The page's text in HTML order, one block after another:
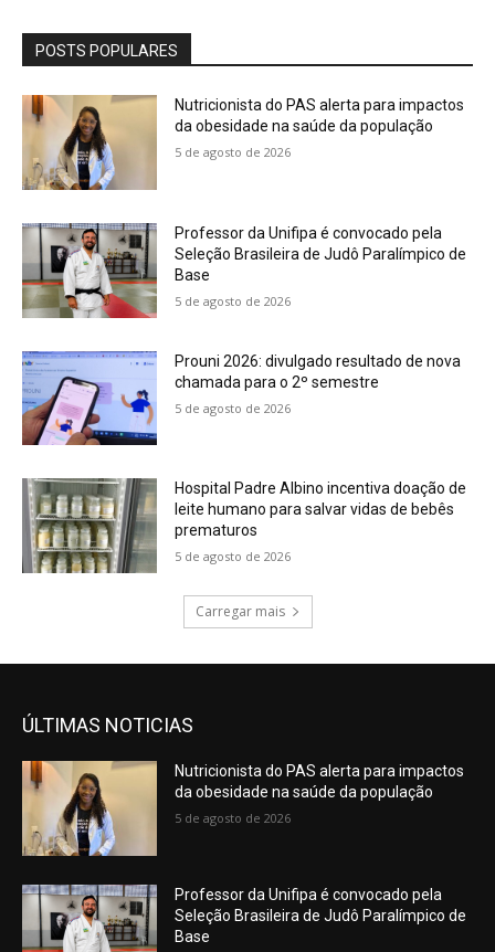
POSTS POPULARES
Nutricionista do PAS alerta para impactos
da obesidade na saúde da população
5 de agosto de 2026
Professor da Unifipa é convocado pela
Seleção Brasileira de Judô Paralímpico de
Base
5 de agosto de 2026
Prouni 2026: divulgado resultado de nova
chamada para o 2º semestre
5 de agosto de 2026
Hospital Padre Albino incentiva doação de
leite humano para salvar vidas de bebês
prematuros
5 de agosto de 2026
Carregar mais
ÚLTIMAS NOTICIAS
Nutricionista do PAS alerta para impactos
da obesidade na saúde da população
5 de agosto de 2026
Professor da Unifipa é convocado pela
Seleção Brasileira de Judô Paralímpico de
Base